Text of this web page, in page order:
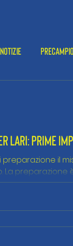
Notizie
LARI: PRIME
preparazione il
La preparazione